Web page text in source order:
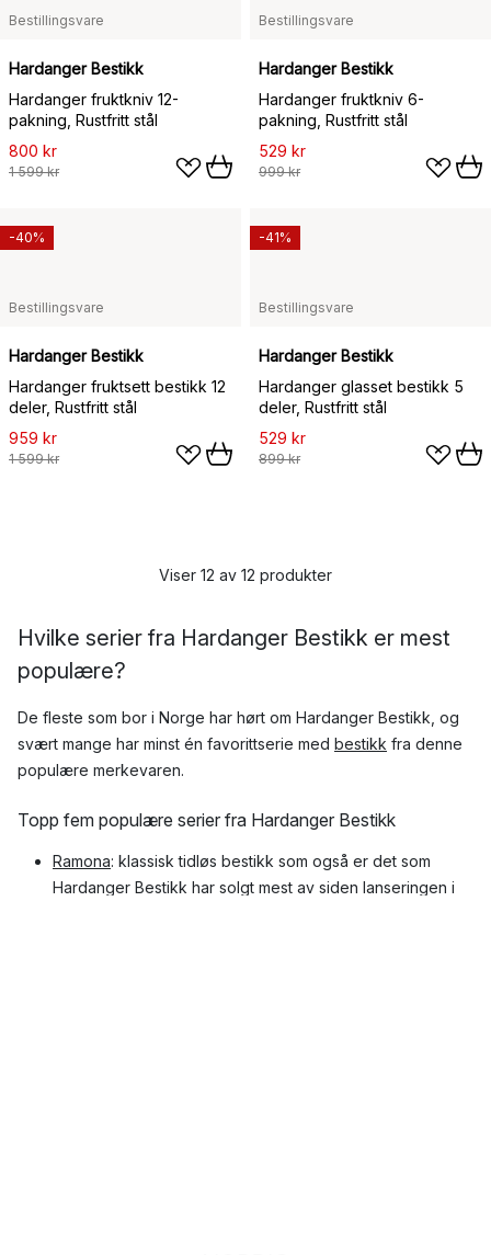
Bestillingsvare
Hardanger Bestikk
Hardanger fruktkniv 12-
pakning, Rustfritt stål
800 kr
1 599 kr
Bestillingsvare
Hardanger Bestikk
Hardanger fruktkniv 6-
pakning, Rustfritt stål
529 kr
999 kr
Bestillingsvare
Hardanger Bestikk
Hardanger fruktsett bestikk 12
deler, Rustfritt stål
959 kr
1 599 kr
-40%
Bestillingsvare
Hardanger Bestikk
Hardanger glasset bestikk 5
deler, Rustfritt stål
529 kr
899 kr
-41%
Viser 12 av 12 produkter
Hvilke serier fra Hardanger Bestikk er mest
populære?
De fleste som bor i Norge har hørt om Hardanger Bestikk, og
svært mange har minst én favorittserie med bestikk fra denne
populære merkevaren.
Topp fem populære serier fra Hardanger Bestikk
Ramona: klassisk tidløs bestikk som også er det som
Hardanger Bestikk har solgt mest av siden lanseringen i